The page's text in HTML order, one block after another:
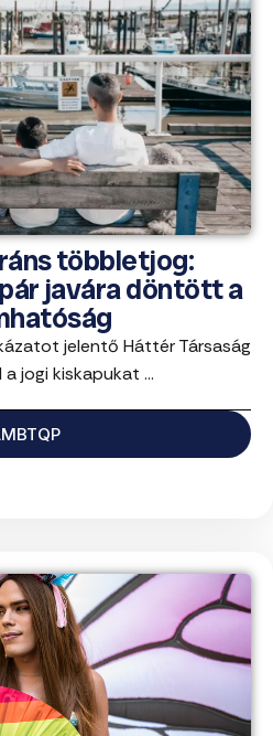
többletjog:
javára döntött a
jelentő Háttér Társaság
jogi kiskapukat ...